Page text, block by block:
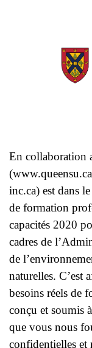
En collaboration
(www.queensu.ca
inc.ca) est dans
de formation
capacités 2020
cadres de
de
naturelles. C’est
besoins réels de
conçu et soumis
que vous nous
confidentielles et